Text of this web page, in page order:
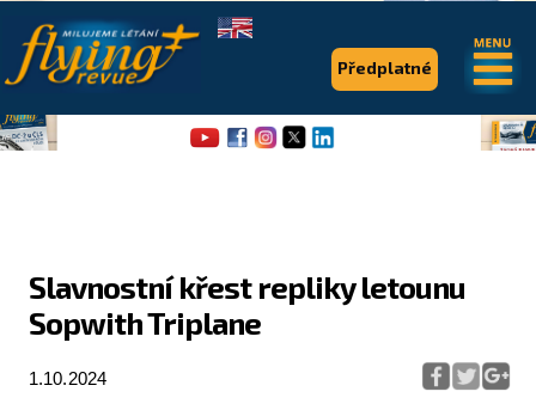
Slavnostní křest repliky letounu
Sopwith Triplane
1.10.2024
Předplatné
.
Flying Revue